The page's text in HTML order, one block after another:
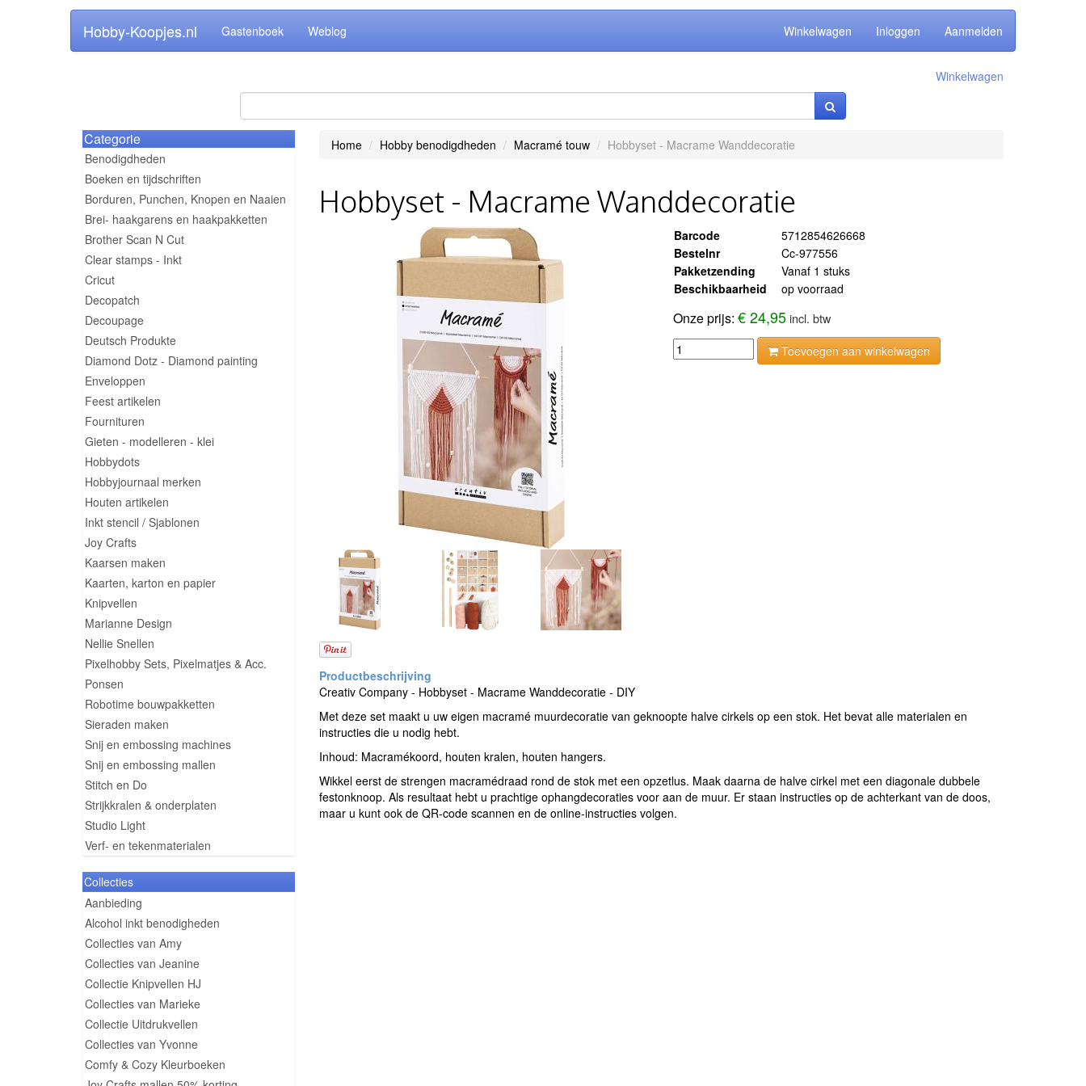
Hobby-Koopjes.nl Gastenboek Weblog Winkelwagen Inloggen Aanmelden
Winkelwagen
Categorie
Benodigdheden
Boeken en tijdschriften
Borduren, Punchen, Knopen en Naaien
Brei- haakgarens en haakpakketten
Brother Scan N Cut
Clear stamps - Inkt
Cricut
Decopatch
Decoupage
Deutsch Produkte
Diamond Dotz - Diamond painting
Enveloppen
Feest artikelen
Fournituren
Gieten - modelleren - klei
Hobbydots
Hobbyjournaal merken
Houten artikelen
Inkt stencil / Sjablonen
Joy Crafts
Kaarsen maken
Kaarten, karton en papier
Knipvellen
Marianne Design
Nellie Snellen
Pixelhobby Sets, Pixelmatjes & Acc.
Ponsen
Robotime bouwpakketten
Sieraden maken
Snij en embossing machines
Snij en embossing mallen
Stitch en Do
Strijkkralen & onderplaten
Studio Light
Verf- en tekenmaterialen
Collecties
Aanbieding
Alcohol inkt benodigheden
Collecties van Amy
Collecties van Jeanine
Collectie Knipvellen HJ
Collecties van Marieke
Collectie Uitdrukvellen
Collecties van Yvonne
Comfy & Cozy Kleurboeken
Home Hobby benodigdheden Macramé touw Hobbyset - Macrame Wanddecoratie
Hobbyset - Macrame Wanddecoratie
Barcode
5712854626668
Bestelnr
Cc-977556
Pakketzending
Vanaf 1 stuks
Beschikbaarheid
op voorraad
Onze prijs:€ 24,95 incl. btw
Toevoegen aan winkelwagen
Creativ Company - Hobbyset - Macrame Wanddecoratie - DIY
Met deze set maakt u uw eigen macramé muurdecoratie van geknoopte halve cirkels op een stok. Het bevat alle materialen en
instructies die u nodig hebt.
Inhoud: Macramékoord, houten kralen, houten hangers.
Wikkel eerst de strengen macramédraad rond de stok met een opzetlus. Maak daarna de halve cirkel met een diagonale dubbele
festonknoop. Als resultaat hebt u prachtige ophangdecoraties voor aan de muur. Er staan instructies op de achterkant van de doos,
maar u kunt ook de QR-code scannen en de online-instructies volgen.